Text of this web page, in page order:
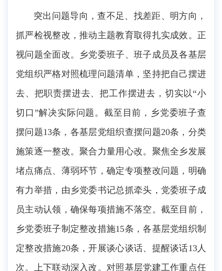
突出问题导向，查不足、找差距、明方向，
抓严检视整改，推动主题教育取得扎实成效。正
视问题全面改。乡党委班子、班子成员及各基层
党组织严格对照梳理问题清单，坚持把自己摆进
去、把职责摆进去、把工作摆进去，切实以“小
切口”解决实际问题。截至目前，乡党委班子查
摆问题13条，各基层党组织查摆问题20条，分类
施策逐一整改。聚合力量用心改。聚焦全乡发展
堵点痛点、薄弱环节，确定专项整改问题，明确
有力举措，由乡党委书记总抓牵头，党委班子成
员主动认领，确保每项措施不落空。截至目前，
乡党委班子制定整改措施15条，各基层党组织制
定整改措施20条，开展谈心谈话、提醒谈话13人
次。上下联动深入改。对照基层党建工作重点任